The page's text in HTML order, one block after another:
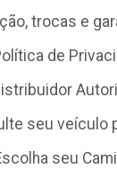
trocas e
de
seu veículo
seu